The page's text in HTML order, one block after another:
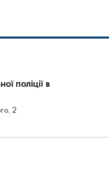
поліції в
2